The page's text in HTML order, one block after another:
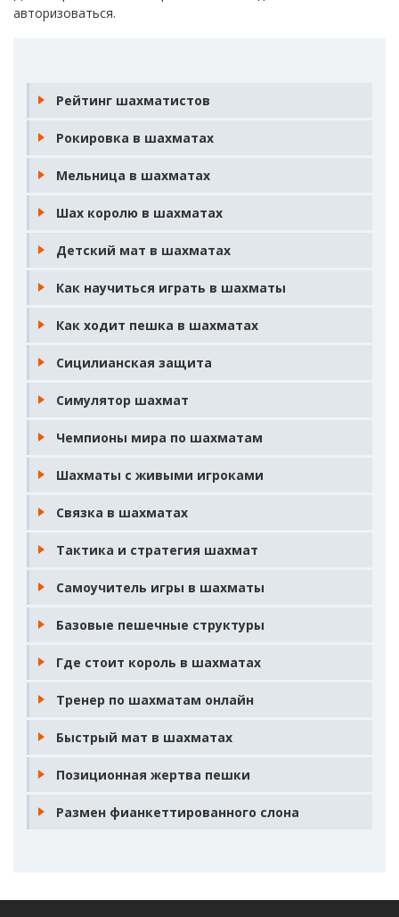
авторизоваться.
Рейтинг шахматистов
Рокировка в шахматах
Мельница в шахматах
Шах королю в шахматах
Детский мат в шахматах
Как научиться играть в шахматы
Как ходит пешка в шахматах
Сицилианская защита
Симулятор шахмат
Чемпионы мира по шахматам
Шахматы с живыми игроками
Связка в шахматах
Тактика и стратегия шахмат
Самоучитель игры в шахматы
Базовые пешечные структуры
Где стоит король в шахматах
Тренер по шахматам онлайн
Быстрый мат в шахматах
Позиционная жертва пешки
Размен фианкеттированного слона